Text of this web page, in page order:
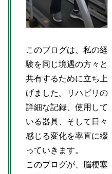
このブログは、私の経
験を同じ境遇の方々と
共有するために立ち上
げました。リハビリの
詳細な記録、使用して
いる器具、そして日々
感じる変化を率直に綴
っていきます。
このブログが、脳梗塞